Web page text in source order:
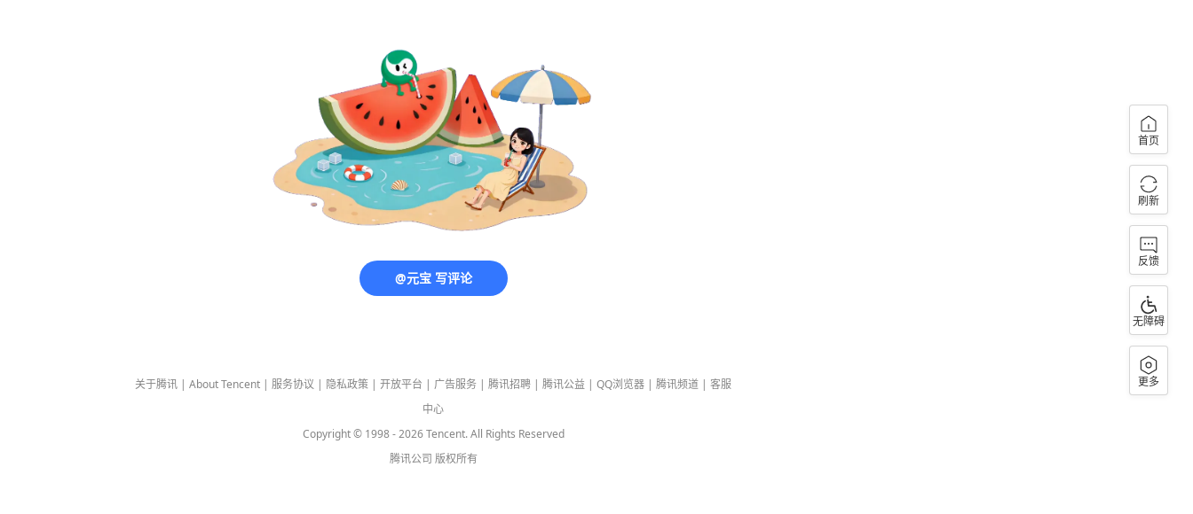
@元宝 写评论
关于腾讯 | About Tencent | 服务协议 | 隐私政策 | 开放平台 | 广告服务 | 腾讯招聘 | 腾讯公益 | QQ浏览器 | 腾讯频道 | 客服
中心
Copyright © 1998 -2026Tencent. All Rights Reserved
腾讯公司 版权所有
首页
刷新
反馈
无障碍
更多